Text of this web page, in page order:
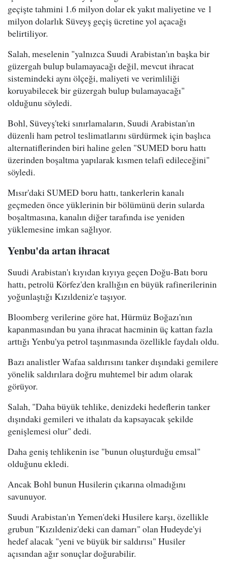
geçişte tahmini 1.6 milyon dolar ek yakıt maliyetine ve 1
milyon dolarlık Süveyş geçiş ücretine yol açacağı
belirtiliyor.
Salah, meselenin "yalnızca Suudi Arabistan'ın başka bir
güzergah bulup bulamayacağı değil, mevcut ihracat
sistemindeki aynı ölçeği, maliyeti ve verimliliği
koruyabilecek bir güzergah bulup bulamayacağı"
olduğunu söyledi.
Bohl, Süveyş'teki sınırlamaların, Suudi Arabistan'ın
düzenli ham petrol teslimatlarını sürdürmek için başlıca
alternatiflerinden biri haline gelen "SUMED boru hattı
üzerinden boşaltma yapılarak kısmen telafi edileceğini"
söyledi.
Mısır'daki SUMED boru hattı, tankerlerin kanalı
geçmeden önce yüklerinin bir bölümünü derin sularda
boşaltmasına, kanalın diğer tarafında ise yeniden
yüklemesine imkan sağlıyor.
Yenbu'da artan ihracat
Suudi Arabistan'ı kıyıdan kıyıya geçen Doğu-Batı boru
hattı, petrolü Körfez'den krallığın en büyük rafinerilerinin
yoğunlaştığı Kızıldeniz'e taşıyor.
Bloomberg verilerine göre hat, Hürmüz Boğazı'nın
kapanmasından bu yana ihracat hacminin üç kattan fazla
arttığı Yenbu'ya petrol taşınmasında özellikle faydalı oldu.
Bazı analistler Wafaa saldırısını tanker dışındaki gemilere
yönelik saldırılara doğru muhtemel bir adım olarak
görüyor.
Salah, "Daha büyük tehlike, denizdeki hedeflerin tanker
dışındaki gemileri ve ithalatı da kapsayacak şekilde
genişlemesi olur" dedi.
Daha geniş tehlikenin ise "bunun oluşturduğu emsal"
olduğunu ekledi.
Ancak Bohl bunun Husilerin çıkarına olmadığını
savunuyor.
Suudi Arabistan'ın Yemen'deki Husilere karşı, özellikle
grubun "Kızıldeniz'deki can damarı" olan Hudeyde'yi
hedef alacak "yeni ve büyük bir saldırısı" Husiler
açısından ağır sonuçlar doğurabilir.